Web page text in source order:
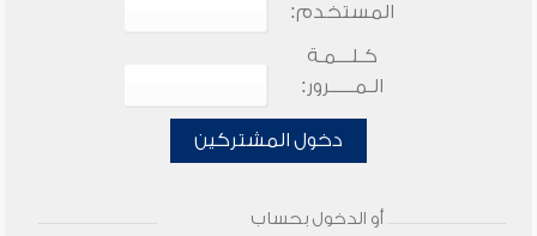
المستخدم:
كـلـــمـة
الـمـــــرور:
دخول المشتركين
أو الدخول بحساب